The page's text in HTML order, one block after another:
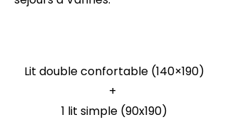
Lit double confortable (140×190)
+
1 lit simple (90x190)